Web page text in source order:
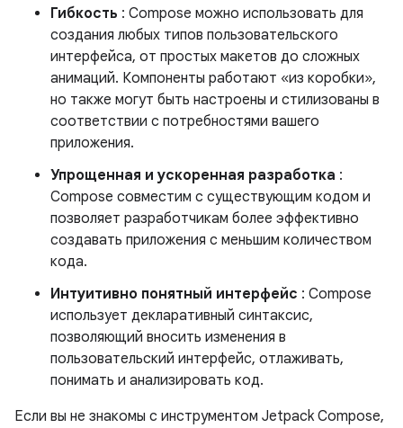
Гибкость : Compose можно использовать для
создания любых типов пользовательского
интерфейса, от простых макетов до сложных
анимаций. Компоненты работают «из коробки»,
но также могут быть настроены и стилизованы в
соответствии с потребностями вашего
приложения.
Упрощенная и ускоренная разработка :
Compose совместим с существующим кодом и
позволяет разработчикам более эффективно
создавать приложения с меньшим количеством
кода.
Интуитивно понятный интерфейс : Compose
использует декларативный синтаксис,
позволяющий вносить изменения в
пользовательский интерфейс, отлаживать,
понимать и анализировать код.
Если вы не знакомы с инструментом Jetpack Compose,